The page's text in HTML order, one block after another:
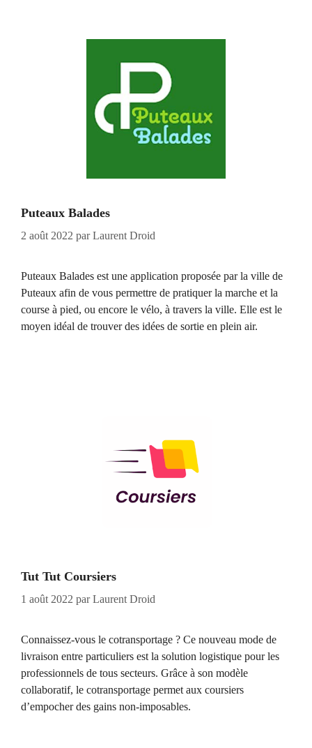
Puteaux Balades
2 août 2022 parLaurent Droid
Puteaux Balades est une application proposée par la ville de
Puteaux afin de vous permettre de pratiquer la marche et la
course à pied, ou encore le vélo, à travers la ville. Elle est le
moyen idéal de trouver des idées de sortie en plein air.
Tut Tut Coursiers
1 août 2022 parLaurent Droid
Connaissez-vous le cotransportage ? Ce nouveau mode de
livraison entre particuliers est la solution logistique pour les
professionnels de tous secteurs. Grâce à son modèle
collaboratif, le cotransportage permet aux coursiers
d’empocher des gains non-imposables.